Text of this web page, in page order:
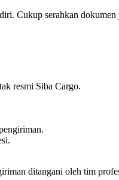
Cukup serahkan
resmi Siba Cargo.
ditangani oleh tim